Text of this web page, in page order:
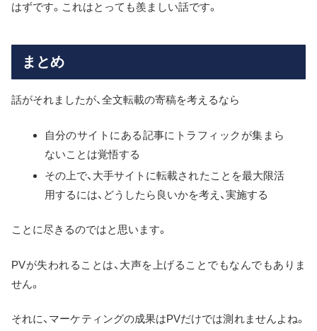
はずです。これはとっても羨ましい話です。
まとめ
話がそれましたが、全文転載の寄稿を考えるなら
自分のサイトにある記事にトラフィックが集まら
ないことは覚悟する
その上で、大手サイトに転載されたことを最大限活
用するには、どうしたら良いかを考え、実施する
ことに尽きるのではと思います。
PVが失われることは、大声を上げることでもなんでもありま
せん。
それに、マーケティングの成果はPVだけでは測れませんよね。